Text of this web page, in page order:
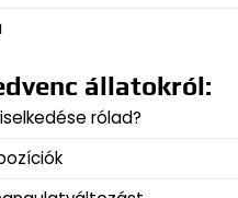
állatokról:
rólad?